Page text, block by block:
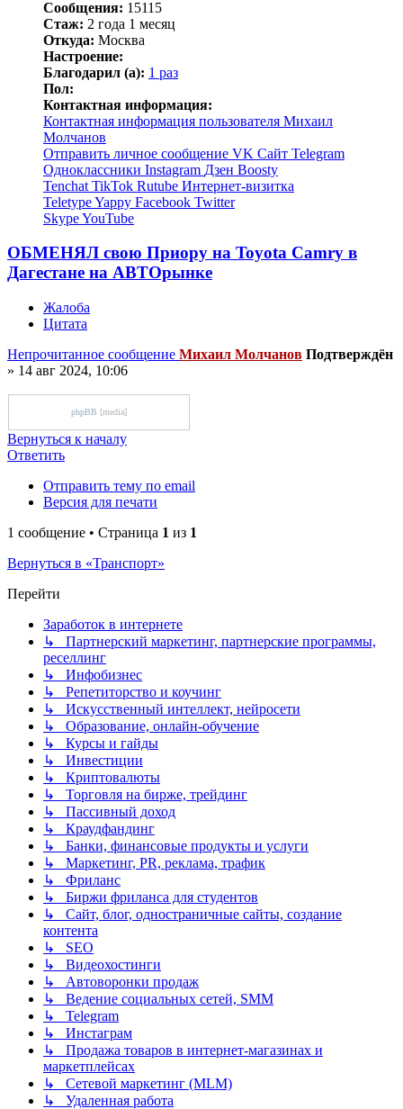
Сообщения: 15115
Стаж: 2 года 1 месяц
Откуда: Москва
Настроение:
Благодарил (а): 1 раз
Пол:
Контактная информация:
Контактная информация пользователя Михаил
Молчанов
Отправить личное сообщение VK Сайт Telegram
Одноклассники Instagram Дзен Boosty
Tenchat TikTok Rutube Интернет-визитка
TeletypeYappy Facebook Twitter
SkypeYouTube
ОБМЕНЯЛ свою Приору на Toyota Camry в
Дагестане на АВТОрынке
Жалоба
Цитата
Непрочитанное сообщение Михаил Молчанов Подтверждён
» 14 авг 2024, 10:06
phpBB [media]
Вернуться к началу
Ответить
Отправить тему по email
Версия для печати
1 сообщение • Страница 1 из 1
Вернуться в «Транспорт»
Перейти
Заработок в интернете
↳ Партнерский маркетинг, партнерские программы,
реселлинг
↳ Инфобизнес
↳ Репетиторство и коучинг
↳ Искусственный интеллект, нейросети
↳ Образование, онлайн-обучение
↳ Курсы и гайды
↳ Инвестиции
↳ Криптовалюты
↳ Торговля на бирже, трейдинг
↳ Пассивный доход
↳ Краудфандинг
↳ Банки, финансовые продукты и услуги
↳ Маркетинг, PR, реклама, трафик
↳ Фриланс
↳ Биржи фриланса для студентов
↳ Сайт, блог, одностраничные сайты, создание
контента
↳ SEO
↳ Видеохостинги
↳ Автоворонки продаж
↳ Ведение социальных сетей, SMM
↳ Telegram
↳ Инстаграм
↳ Продажа товаров в интернет-магазинах и
маркетплейсах
↳ Сетевой маркетинг (MLM)
↳ Удаленная работа